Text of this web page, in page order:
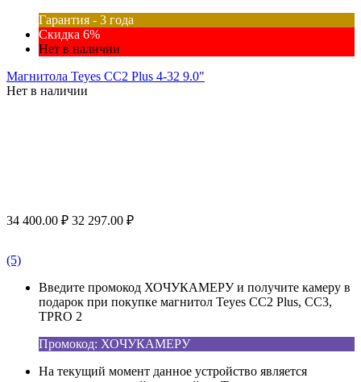
Гарантия - 3 года
Скидка 6%
Нет в наличии
Магнитола Teyes CC2 Plus 4-32 9.0"
Нет в наличии
34 400.00 ₽ 32 297.00 ₽
(5)
Введите промокод ХОЧУКАМЕРУ и получите камеру в
подарок при покупке магнитол Teyes CC2 Plus, CC3,
TPRO 2
Промокод: ХОЧУКАМЕРУ
На текущий момент данное устройство является